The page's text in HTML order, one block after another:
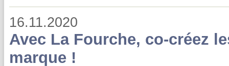
16.11.2020
Avec La Fourche, co-créez
marque !